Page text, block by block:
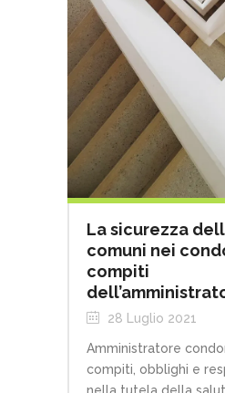
La sicurezza
comuni nei
compiti
28 Luglio 2021
Amministratore
compiti, obblighi e